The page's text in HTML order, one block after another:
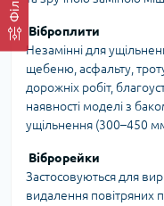
Віброплити
Незамінні для
щебеню, асфальту,
дорожніх робіт,
наявності моделі з
ущільнення (300–450
Віброрейки
Застосовуються для
видалення повітряних